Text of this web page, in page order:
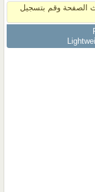
الصفحة وقم بتسجيل